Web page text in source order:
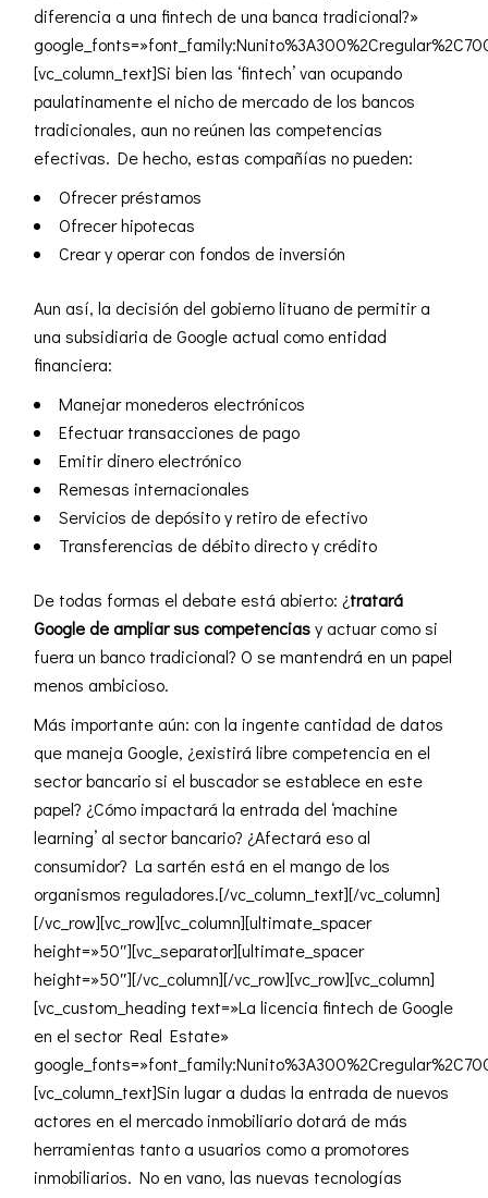
diferencia a una fintech de una banca tradicional?»
[vc_column_text]Si bien las ‘fintech’ van ocupando
paulatinamente el nicho de mercado de los bancos
tradicionales, aun no reúnen las competencias
efectivas. De hecho, estas compañías no pueden:
Ofrecer préstamos
Ofrecer hipotecas
Crear y operar con fondos de inversión
Aun así, la decisión del gobierno lituano de permitir a
una subsidiaria de Google actual como entidad
financiera:
Manejar monederos electrónicos
Efectuar transacciones de pago
Emitir dinero electrónico
Remesas internacionales
Servicios de depósito y retiro de efectivo
Transferencias de débito directo y crédito
De todas formas el debate está abierto: ¿tratará
Google de ampliar sus competenciasy actuar como si
fuera un banco tradicional? O se mantendrá en un papel
menos ambicioso.
Más importante aún: con la ingente cantidad de datos
que maneja Google, ¿existirá libre competencia en el
sector bancario si el buscador se establece en este
papel? ¿Cómo impactará la entrada del ‘machine
learning’ al sector bancario? ¿Afectará eso al
consumidor? La sartén está en el mango de los
organismos reguladores.[/vc_column_text][/vc_column]
[/vc_row][vc_row][vc_column][ultimate_spacer
height=»50″][vc_separator][ultimate_spacer
height=»50″][/vc_column][/vc_row][vc_row][vc_column]
[vc_custom_heading text=»La licencia fintech de Google
en el sector Real Estate»
[vc_column_text]Sin lugar a dudas la entrada denuevos
actores en el mercado inmobiliario dotará de más
herramientas tanto a usuarios como a promotores
inmobiliarios. No en vano, las nuevas tecnologías